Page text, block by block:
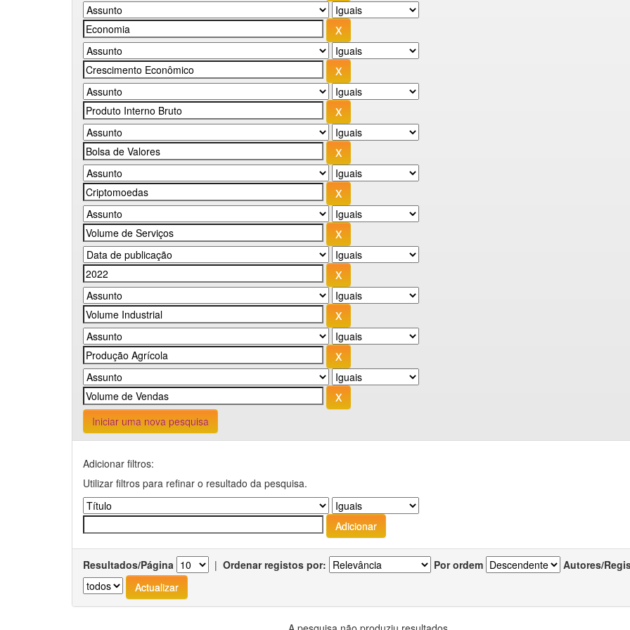
Iniciar uma nova pesquisa
Adicionar filtros:
Utilizar filtros para refinar o resultado da pesquisa.
Resultados/Página | Ordenar registos por: Por ordem Autores/